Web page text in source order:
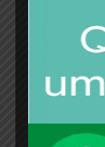
Locação de
Locação de
Locação de
Locação de
Locação de
Aluguel de